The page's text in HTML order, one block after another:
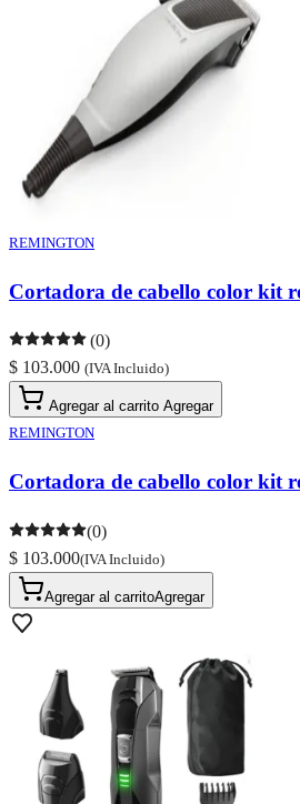
REMINGTON
Cortadora de cabello color kit
(0)
$ 103.000 (IVA Incluido)
Agregar al carrito Agregar
REMINGTON
Cortadora de cabello color kit
(0)
$ 103.000(IVA Incluido)
Agregar al carritoAgregar